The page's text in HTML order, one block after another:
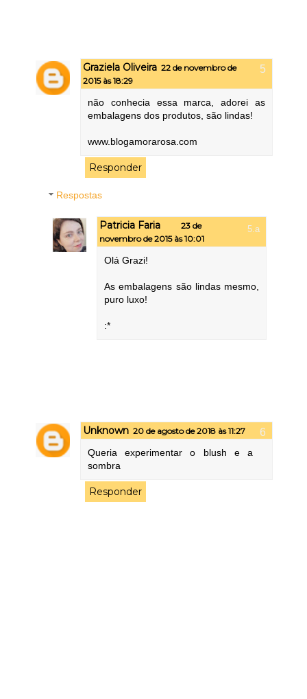
Graziela Oliveira 22 de novembro de
2015 às 18:29
não conhecia essa marca, adorei as
embalagens dos produtos, são lindas!
www.blogamorarosa.com
Responder
Respostas
Patricia Faria
23 de
novembro de 2015 às 10:01
Olá Grazi!
As embalagens são lindas mesmo,
puro luxo!
:*
Unknown 20 de agosto de 2018 às 11:27
Queria experimentar o blush e a
sombra
Responder